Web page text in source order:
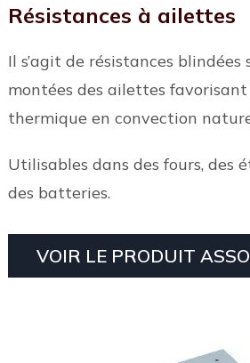
Résistances à ailettes
Il s’agit de résistances blindées
montées des ailettes favorisant
thermique en convection
Utilisables dans des fours, des
des batteries.
VOIR LE PRODUIT